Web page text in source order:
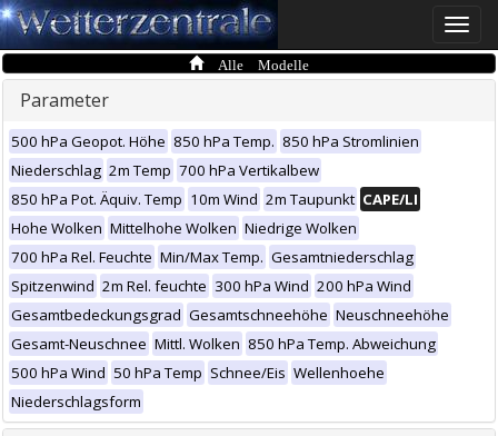
Toggle
Alle Modelle
Parameter
500 hPa Geopot. Höhe 850 hPa Temp. 850 hPa Stromlinien
Niederschlag 2m Temp 700 hPa Vertikalbew
850 hPa Pot. Äquiv. Temp 10m Wind 2m Taupunkt CAPE/LI
Hohe Wolken Mittelhohe Wolken Niedrige Wolken
700 hPa Rel. Feuchte Min/Max Temp. Gesamtniederschlag
Spitzenwind 2m Rel. feuchte 300 hPa Wind 200 hPa Wind
Gesamtbedeckungsgrad Gesamtschneehöhe Neuschneehöhe
Gesamt-Neuschnee Mittl. Wolken 850 hPa Temp. Abweichung
500 hPa Wind 50 hPa Temp Schnee/Eis Wellenhoehe
Niederschlagsform